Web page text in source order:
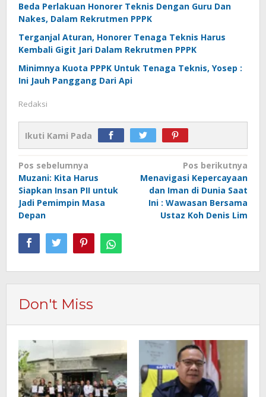
Beda Perlakuan Honorer Teknis Dengan Guru Dan
Nakes, Dalam Rekrutmen PPPK
Terganjal Aturan, Honorer Tenaga Teknis Harus
Kembali Gigit Jari Dalam Rekrutmen PPPK
Minimnya Kuota PPPK Untuk Tenaga Teknis, Yosep :
Ini Jauh Panggang Dari Api
Redaksi
Ikuti Kami Pada
Navigasi
pos
Pos sebelumnya
Muzani: Kita Harus
Siapkan Insan PII untuk
Jadi Pemimpin Masa
Depan
Pos berikutnya
Menavigasi Kepercayaan
dan Iman di Dunia Saat
Ini : Wawasan Bersama
Ustaz Koh Denis Lim
Don't Miss